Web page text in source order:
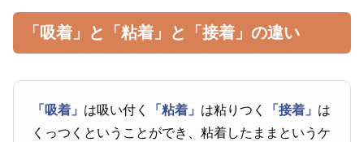
「吸着」と「粘着」と「接着」の違い
「吸着」 は吸い付く 「粘着」 は粘りつく 「接着」 は
くっつくということができ、粘着したままというケ